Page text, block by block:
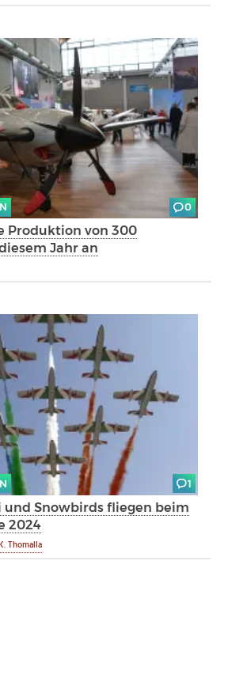
0
Produktion von 300
Jahr an
1
und Snowbirds fliegen beim
2024
Thomalla